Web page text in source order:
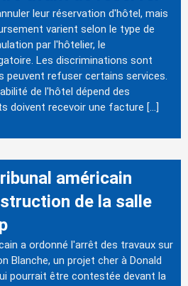
leur réservation d'hôtel, mais
varient selon le type de
par l'hôtelier, le
Les discriminations sont
peuvent refuser certains services.
de l'hôtel dépend des
doivent recevoir une facture […]
américain
de la salle
a ordonné l'arrêt des travaux sur
Blanche, un projet cher à Donald
pourrait être contestée devant la